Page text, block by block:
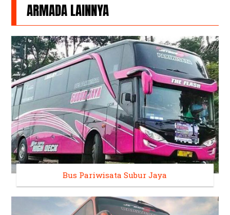
ARMADA LAINNYA
Bus Pariwisata Subur Jaya